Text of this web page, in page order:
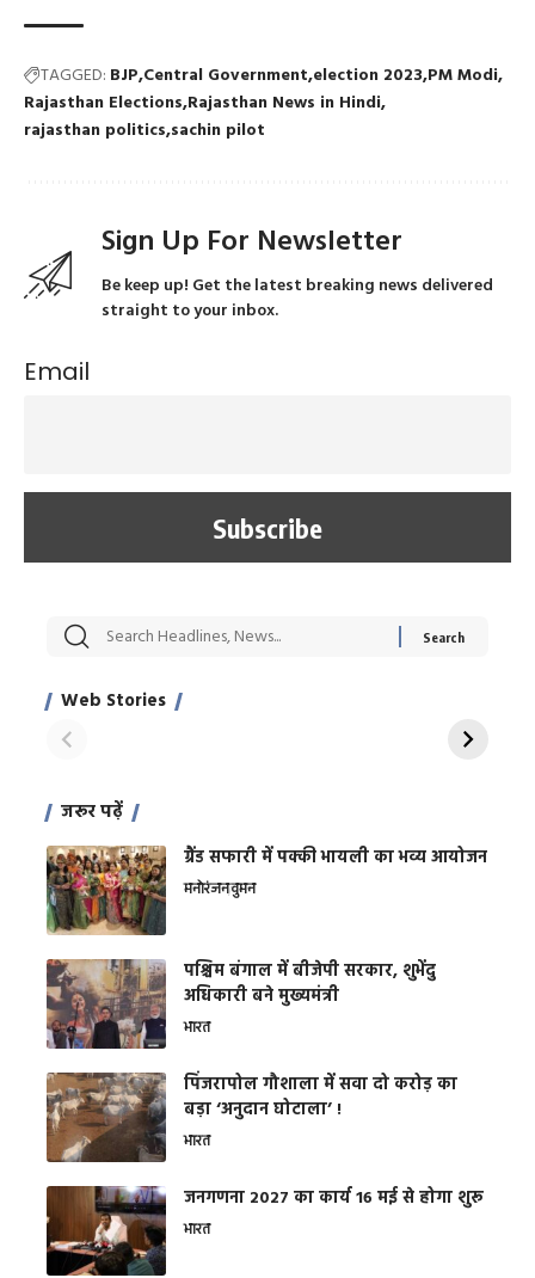
TAGGED: BJP Central Government election 2023 PM Modi
Rajasthan Elections Rajasthan News in Hindi
rajasthan politics sachin pilot
Sign Up For Newsletter
Be keep up! Get the latest breaking news delivered
straight to your inbox.
Email
Web Stories
सट्टेबाजी में अरेस्ट हुए
साहिल खान
रोज एक कच्चे लहसुन
जरूर पढ़ें
ग्रैंड सफारी में पक्की भायली का भव्य आयोजन
मनोरंजनवुमन
पश्चिम बंगाल में बीजेपी सरकार, शुभेंदु
अधिकारी बने मुख्यमंत्री
भारत
​पिंजरापोल गौशाला में सवा दो करोड़ का
बड़ा ‘अनुदान घोटाला’ !
भारत
जनगणना 2027 का कार्य 16 मई से होगा शुरू
भारत